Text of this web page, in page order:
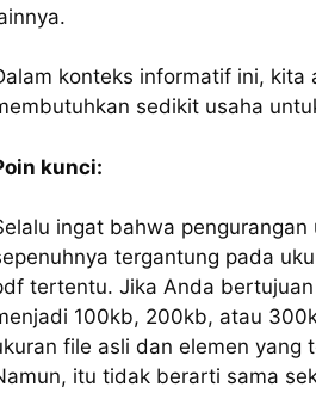
konteks informatif ini, kita
sedikit usaha
kunci:
ingat bahwa
tergantung pada
tertentu. Jika Anda
100kb, 200kb, atau
file asli dan elemen yang
itu tidak berarti sama